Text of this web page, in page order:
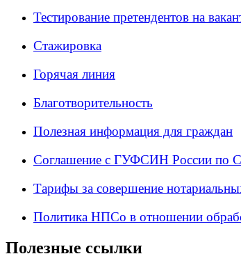
Тестирование претендентов на
Стажировка
Горячая линия
Благотворительность
Полезная информация для граждан
Соглашение с ГУФСИН России по
Тарифы за совершение
Политика НПСо в отношении
Полезные ссылки